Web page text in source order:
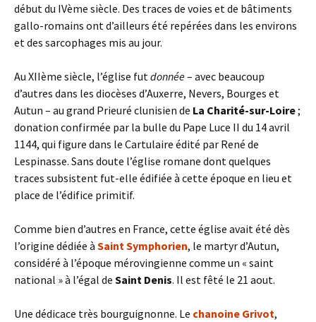
début du IVème siècle. Des traces de voies et de bâtiments
gallo-romains ont d’ailleurs été repérées dans les environs
et des sarcophages mis au jour.
Au XIIème siècle, l’église fut donnée– avec beaucoup
d’autres dans les diocèses d’Auxerre, Nevers, Bourges et
Autun – au grand Prieuré clunisien de La Charité-sur-Loire;
donation confirmée par la bulle du Pape Luce II du 14 avril
1144, qui figure dans le Cartulaire édité par René de
Lespinasse. Sans doute l’église romane dont quelques
traces subsistent fut-elle édifiée à cette époque en lieu et
place de l’édifice primitif.
Comme bien d’autres en France, cette église avait été dès
l’origine dédiée à Saint Symphorien, le martyr d’Autun,
considéré à l’époque mérovingienne comme un « saint
national » à l’égal de Saint Denis. Il est fêté le 21 aout.
Une dédicace très bourguignonne. Le chanoine Grivot,